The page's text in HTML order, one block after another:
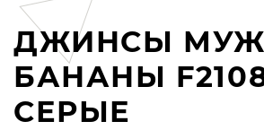
ДЖИНСЫ
БАНАНЫ
СЕРЫЕ